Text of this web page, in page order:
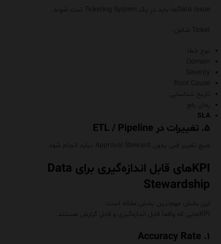
Data Issueها باید در یک Ticketing System ثبت شوند.
Ticket شامل:
نوع خطا
Domain
Severity
Root Cause
تاریخ شناسایی
زمان رفع
SLA
۵. تغییرات در ETL / Pipeline
هیچ تغییر فنی بدون Approval Steward نباید انجام شود.
KPIهای قابل اندازه‌گیری برای Data
Stewardship
این بخش مهم‌ترین بخش مقاله است:
KPIهایی که واقعاً قابل اندازه‌گیری و قابل گزارش هستند.
۱. Accuracy Rate